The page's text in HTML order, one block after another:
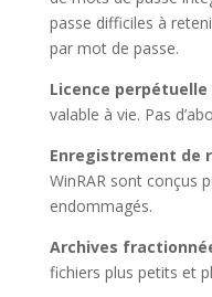
passe difficiles à
par mot de passe.
Licence perpétuelle
valable à vie. Pas
Enregistrement de
WinRAR sont conçus
endommagés.
Archives
fichiers plus petits et